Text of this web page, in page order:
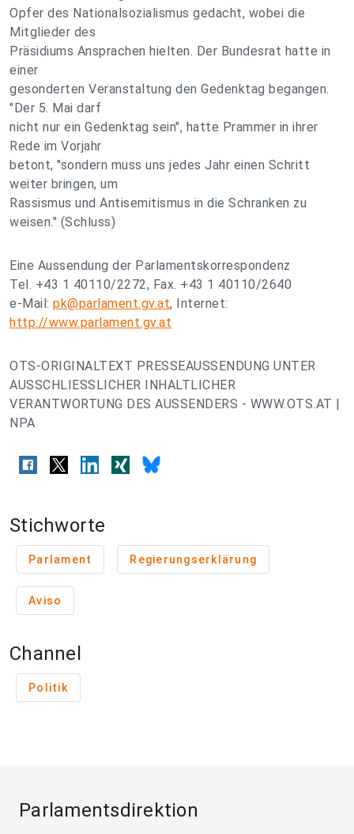
Opfer des Nationalsozialismus gedacht, wobei die
Mitglieder des
Präsidiums Ansprachen hielten. Der Bundesrat hatte in
einer
gesonderten Veranstaltung den Gedenktag begangen.
"Der 5. Mai darf
nicht nur ein Gedenktag sein", hatte Prammer in ihrer
Rede im Vorjahr
betont, "sondern muss uns jedes Jahr einen Schritt
weiter bringen, um
Rassismus und Antisemitismus in die Schranken zu
weisen." (Schluss)
Eine Aussendung der Parlamentskorrespondenz
Tel. +43 1 40110/2272, Fax. +43 1 40110/2640
e-Mail: pk@parlament.gv.at, Internet:
http://www.parlament.gv.at
OTS-ORIGINALTEXT PRESSEAUSSENDUNG UNTER
AUSSCHLIESSLICHER INHALTLICHER
VERANTWORTUNG DES AUSSENDERS - WWW.OTS.AT |
NPA
Stichworte
Parlament Regierungserklärung
Aviso
Channel
Politik
Parlamentsdirektion